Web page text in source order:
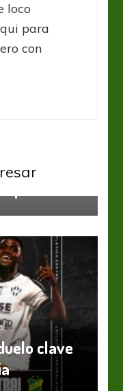
loco
para
con
clave